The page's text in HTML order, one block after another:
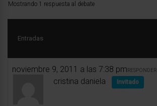
Mostrando 1 respuesta al debate
Entradas
noviembre 9, 2011 a las 7:38 pm RESPONDER
cristina daniela Invitado